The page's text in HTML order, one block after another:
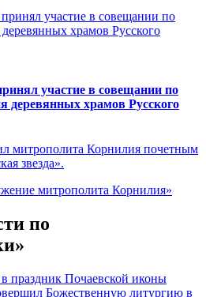
участие в совещании по
деревянных храмов Русского
митрополита Корнилия почетным
звезда».
митрополита Корнилия»
по